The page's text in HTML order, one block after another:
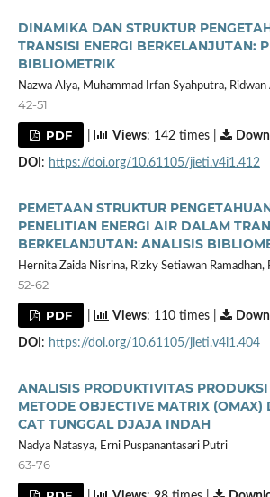
DINAMIKA DAN STRUKTUR
TRANSISI ENERGI BERKELANJUTAN:
BIBLIOMETRIK
Nazwa Alya, Muhammad Irfan Syahputra, Ridwan
42-51
PDF Views: 142 times |
DOI : https://doi.org/10.61105/jieti.v4i1.412
PEMETAAN STRUKTUR
PENELITIAN ENERGI AIR DALAM
BERKELANJUTAN: ANALISIS
Hernita Zaida Nisrina, Rizky Setiawan Ramadhan,
52-62
PDF Views: 110 times |
DOI : https://doi.org/10.61105/jieti.v4i1.404
ANALISIS PRODUKTIVITAS
METODE OBJECTIVE MATRIX (OMAX)
CAT TUNGGAL DJAJA INDAH
Nadya Natasya, Erni Puspanantasari Putri
63-76